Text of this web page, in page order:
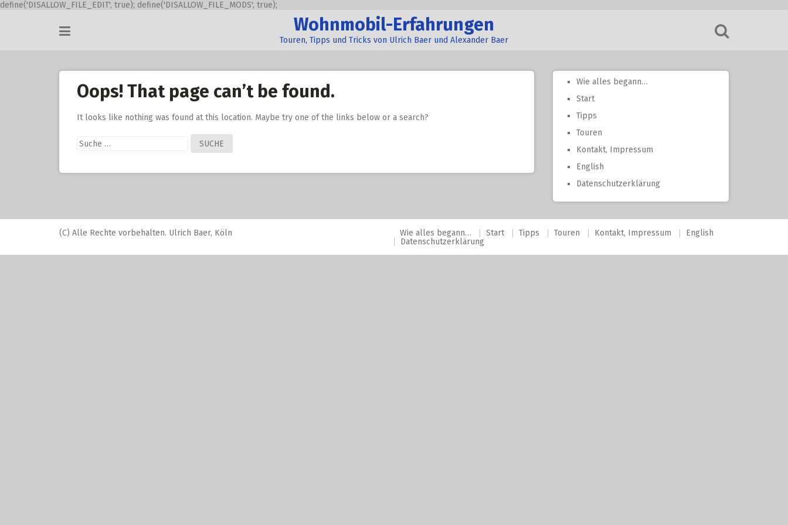
define('DISALLOW_FILE_EDIT', true); define('DISALLOW_FILE_MODS', true);
Wohnmobil-Erfahrungen
Touren, Tipps und Tricks von Ulrich Baer und Alexander Baer
Oops! That page can’t be found.
It looks like nothing was found at this location. Maybe try one of the links below or a search?
Suche
nach:
Wie alles begann…
Start
Tipps
Touren
Kontakt, Impressum
English
Datenschutzerklärung
(C) Alle Rechte vorbehalten. Ulrich Baer, Köln Wie alles begann… Start Tipps Touren Kontakt, Impressum
English
Datenschutzerklärung